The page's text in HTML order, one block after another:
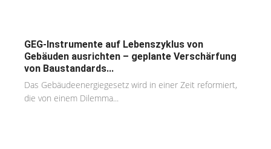
GEG-Instrumente auf Lebenszyklus von
Gebäuden ausrichten – geplante Verschärfung
von Baustandards...
Das Gebäudeenergiegesetz wird in einer Zeit reformiert,
die von einem Dilemma...